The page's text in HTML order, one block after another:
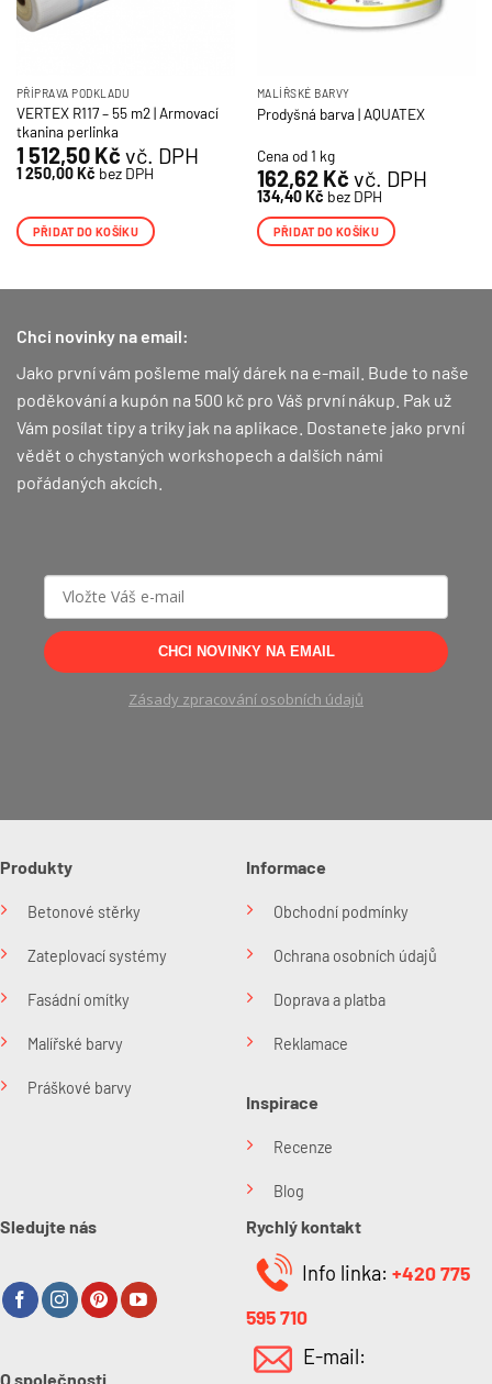
produktu
PŘÍPRAVA PODKLADU
VERTEX R117 – 55 m2 | Armovací
tkanina perlinka
1 512,50 Kč vč. DPH
1 250,00Kč bez DPH
PŘIDAT DO KOŠÍKU
MALÍŘSKÉ BARVY
Prodyšná barva | AQUATEX
Cena od 1 kg
162,62 Kč vč. DPH
134,40Kč bez DPH
PŘIDAT DO KOŠÍKU
Chci novinky na email:
Jako první vám pošleme malý dárek na e-mail. Bude to naše
poděkování a kupón na 500 kč pro Váš první nákup. Pak už
Vám posílat tipy a triky jak na aplikace. Dostanete jako první
vědět o chystaných workshopech a dalších námi
pořádaných akcích.
CHCI NOVINKY NA EMAIL
Zásady zpracování osobních údajů
Produkty
Betonové stěrky
Zateplovací systémy
Fasádní omítky
Malířské barvy
Práškové barvy
Informace
Obchodní podmínky
Ochrana osobních údajů
Doprava a platba
Reklamace
Inspirace
Recenze
Blog
Sledujte nás
O společnosti
Rychlý kontakt
Info linka: +420 775
595 710
E-mail: